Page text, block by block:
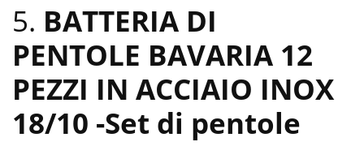
5. BATTERIA DI
PENTOLE BAVARIA 12
PEZZI IN ACCIAIO INOX
18/10 -Set di pentole